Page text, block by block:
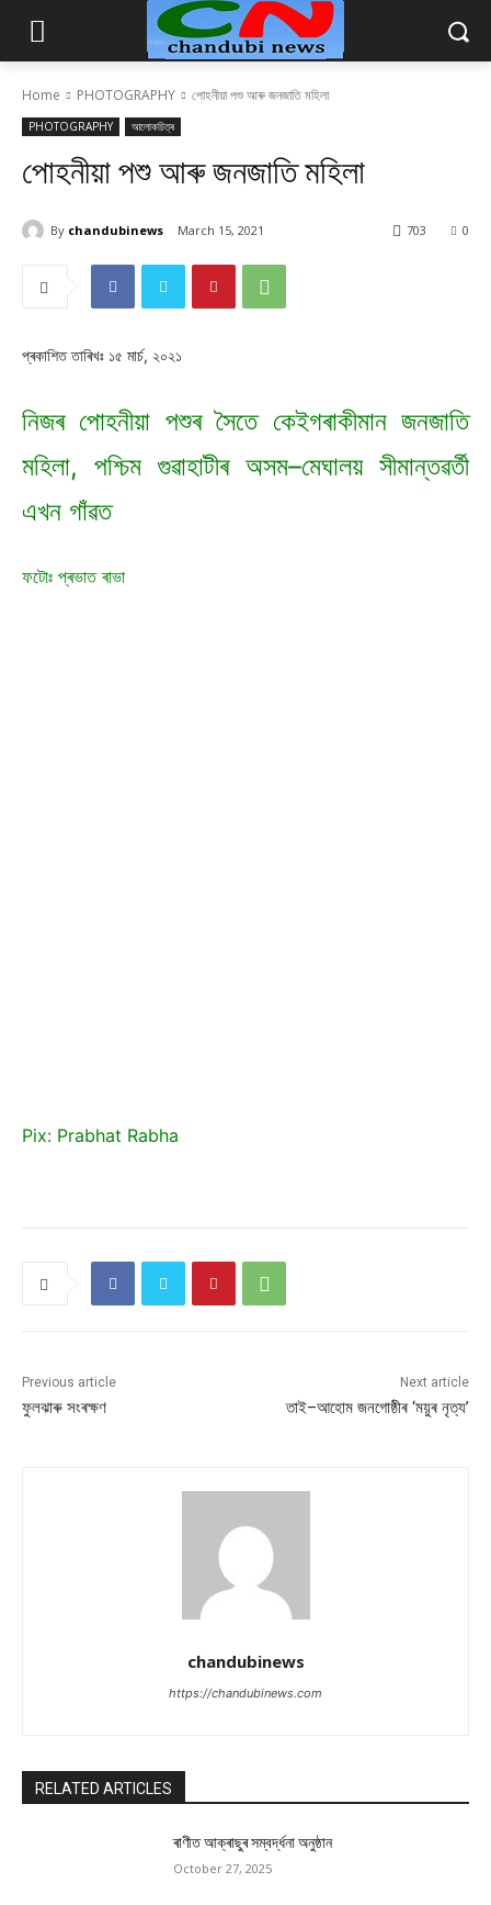
Home PHOTOGRAPHY পোহনীয়া পশু আৰু জনজাতি মহিলা
PHOTOGRAPHY আলোকচিত্ৰ
পোহনীয়া পশু আৰু জনজাতি মহিলা
By chandubinews March 15, 2021 0
703
প্ৰকাশিত তাৰিখঃ ১৫ মাৰ্চ, ২০২১
নিজৰ পোহনীয়া পশুৰ সৈতে কেইগৰাকীমান জনজাতি
মহিলা, পশ্চিম গুৱাহাটীৰ অসম–মেঘালয় সীমান্তৱৰ্তী
এখন গাঁৱত
ফটোঃ প্ৰভাত ৰাভা
Pix: Prabhat Rabha
Previous article
ফুলঝাৰু সংৰক্ষণ
Next article
তাই–আহোম জনগোষ্ঠীৰ ‘ময়ুৰ নৃত্য’
chandubinews
https://chandubinews.com
RELATED ARTICLES
ৰাণীত আক্ৰাছুৰ সম্বৰ্দ্ধনা অনুষ্ঠান
October 27, 2025